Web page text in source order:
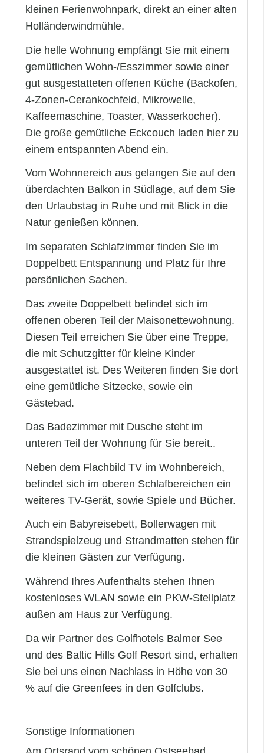
kleinen Ferienwohnpark, direkt an einer alten
Holländerwindmühle.
Die helle Wohnung empfängt Sie mit einem
gemütlichen Wohn-/Esszimmer sowie einer
gut ausgestatteten offenen Küche (Backofen,
4-Zonen-Cerankochfeld, Mikrowelle,
Kaffeemaschine, Toaster, Wasserkocher).
Die große gemütliche Eckcouch laden hier zu
einem entspannten Abend ein.
Vom Wohnnereich aus gelangen Sie auf den
überdachten Balkon in Südlage, auf dem Sie
den Urlaubstag in Ruhe und mit Blick in die
Natur genießen können.
Im separaten Schlafzimmer finden Sie im
Doppelbett Entspannung und Platz für Ihre
persönlichen Sachen.
Das zweite Doppelbett befindet sich im
offenen oberen Teil der Maisonettewohnung.
Diesen Teil erreichen Sie über eine Treppe,
die mit Schutzgitter für kleine Kinder
ausgestattet ist. Des Weiteren finden Sie dort
eine gemütliche Sitzecke, sowie ein
Gästebad.
Das Badezimmer mit Dusche steht im
unteren Teil der Wohnung für Sie bereit..
Neben dem Flachbild TV im Wohnbereich,
befindet sich im oberen Schlafbereichen ein
weiteres TV-Gerät, sowie Spiele und Bücher.
Auch ein Babyreisebett, Bollerwagen mit
Strandspielzeug und Strandmatten stehen für
die kleinen Gästen zur Verfügung.
Während Ihres Aufenthalts stehen Ihnen
kostenloses WLAN sowie ein PKW-Stellplatz
außen am Haus zur Verfügung.
Da wir Partner des Golfhotels Balmer See
und des Baltic Hills Golf Resort sind, erhalten
Sie bei uns einen Nachlass in Höhe von 30
% auf die Greenfees in den Golfclubs.
Sonstige Informationen